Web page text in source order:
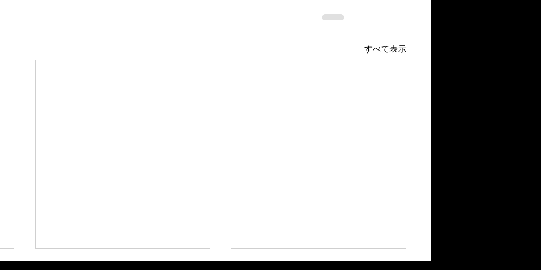
すべて表示